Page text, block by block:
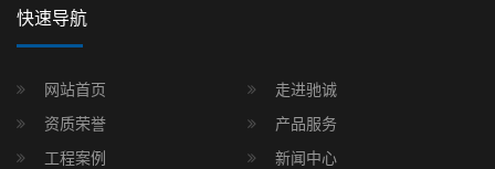
快速导航
网站首页
走进驰诚
资质荣誉
产品服务
工程案例
新闻中心